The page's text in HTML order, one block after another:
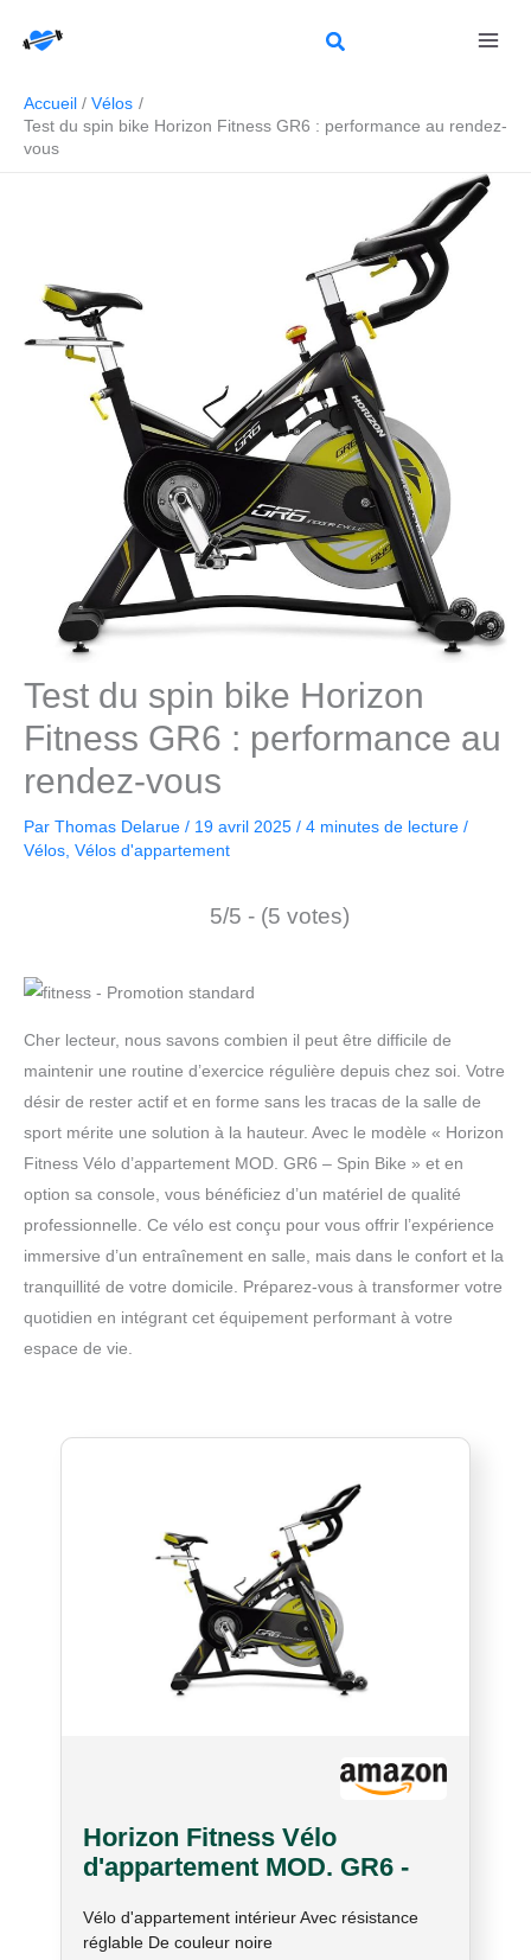
Accueil
Vélos
Test du spin bike Horizon Fitness GR6 : performance au rendez-
vous
Test du spin bike Horizon
Fitness GR6 : performance au
rendez-vous
Par Thomas Delarue / 19 avril 2025 / 4 minutes de lecture /
Vélos, Vélos d'appartement
5/5 - (5 votes)
Cher lecteur, nous savons combien il peut être difficile de
maintenir une routine d’exercice régulière depuis chez soi. Votre
désir de rester actif et en forme sans les tracas de la salle de
sport mérite une solution à la hauteur. Avec le modèle « Horizon
Fitness Vélo d’appartement MOD. GR6 – Spin Bike » et en
option sa console, vous bénéficiez d’un matériel de qualité
professionnelle. Ce vélo est conçu pour vous offrir l’expérience
immersive d’un entraînement en salle, mais dans le confort et la
tranquillité de votre domicile. Préparez-vous à transformer votre
quotidien en intégrant cet équipement performant à votre
espace de vie.
Horizon Fitness Vélo
d'appartement MOD. GR6 -
Vélo d'appartement intérieur Avec résistance
réglable De couleur noire